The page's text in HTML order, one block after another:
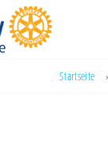
Startseite